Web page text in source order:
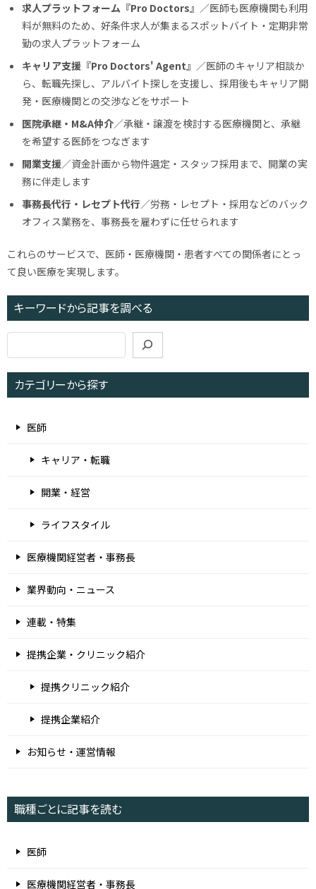
求人プラットフォーム『Pro Doctors』 ／医師も医療機関も利用
料が無料のため、好条件求人が集まるスポットバイト・定期非常
勤の求人プラットフォーム
キャリア支援『Pro Doctors' Agent』 ／医師のキャリア相談か
ら、転職先探し、アルバイト探しを支援し、採用後もキャリア開
発・医療機関との交渉などをサポート
医院承継・M&A仲介／承継・譲渡を検討する医療機関と、承継
を希望する医師をつなぎます
開業支援／資金計画から物件選定・スタッフ採用まで、開業の実
務に伴走します
事務長代行・レセプト代行／労務・レセプト・採用などのバック
オフィス業務を、事務長を雇わずに任せられます
これらのサービスで、医師・医療機関・患者すべての関係者にとっ
て良い医療を実現します。
キーワードから記事を調べる
索
カテゴリーから探す
医師
キャリア・転職
開業・経営
ライフスタイル
医療機関経営者・事務長
業界動向・ニュース
連載・特集
提携企業・クリニック紹介
提携クリニック紹介
提携企業紹介
お知らせ・運営情報
職種ごとに記事を読む
医師
医療機関経営者・事務長